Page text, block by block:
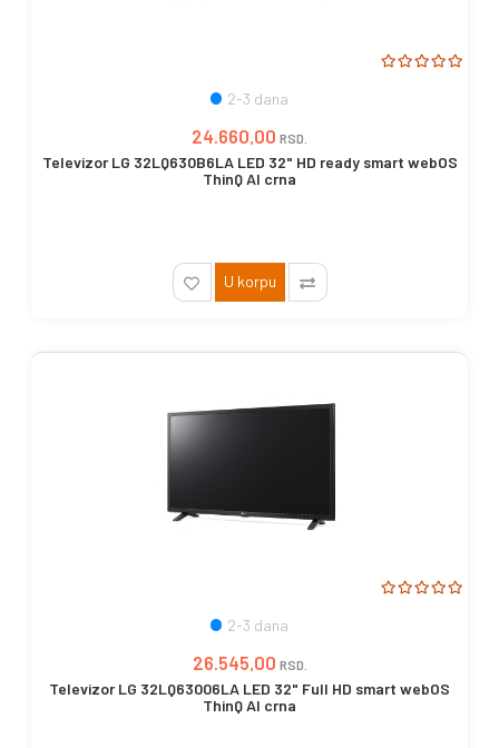
2-3 dana
24.660,00 RSD.
Televizor LG 32LQ630B6LA LED 32" HD ready smart webOS
ThinQ AI crna
U korpu
2-3 dana
26.545,00 RSD.
Televizor LG 32LQ63006LA LED 32" Full HD smart webOS
ThinQ AI crna